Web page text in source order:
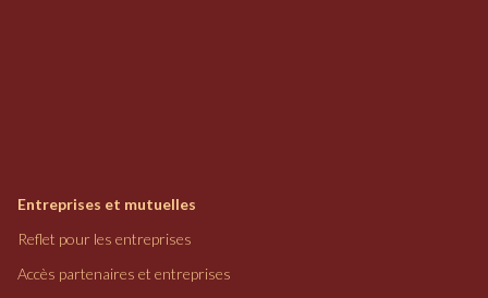
Entreprises et mutuelles
Reflet pour les entreprises
Accès partenaires et entreprises